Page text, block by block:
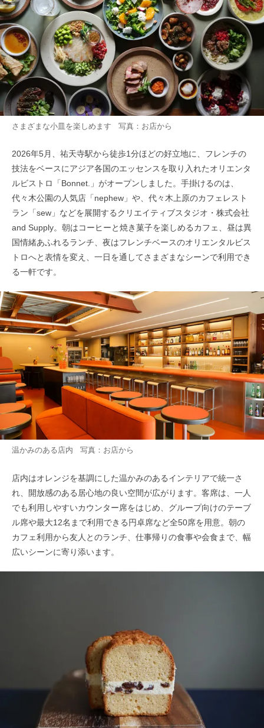
さまざまな小皿を楽しめます 写真：お店から
2026年5月、祐天寺駅から徒歩1分ほどの好立地に、フレンチの
技法をベースにアジア各国のエッセンスを取り入れたオリエンタ
ルビストロ「Bonnet.」がオープンしました。手掛けるのは、
代々木公園の人気店「nephew」や、代々木上原のカフェレスト
ラン「sew」などを展開するクリエイティブスタジオ・株式会社
and Supply。朝はコーヒーと焼き菓子を楽しめるカフェ、昼は異
国情緒あふれるランチ、夜はフレンチベースのオリエンタルビス
トロへと表情を変え、一日を通してさまざまなシーンで利用でき
る一軒です。
温かみのある店内 写真：お店から
店内はオレンジを基調にした温かみのあるインテリアで統一さ
れ、開放感のある居心地の良い空間が広がります。客席は、一人
でも利用しやすいカウンター席をはじめ、グループ向けのテーブ
ル席や最大12名まで利用できる円卓席など全50席を用意。朝の
カフェ利用から友人とのランチ、仕事帰りの食事や会食まで、幅
広いシーンに寄り添います。